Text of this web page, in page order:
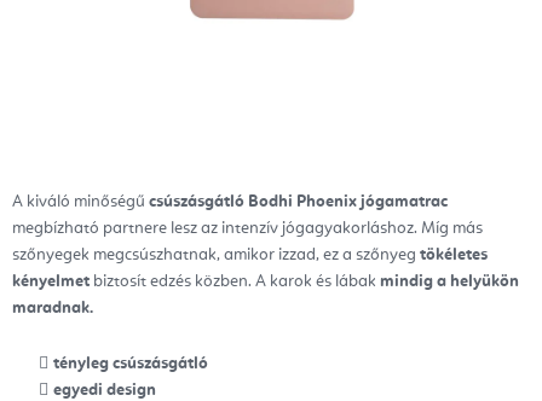
A kiváló minőségű csúszásgátló Bodhi Phoenix jógamatrac
megbízható partnere lesz az intenzív jógagyakorláshoz. Míg más
szőnyegek megcsúszhatnak, amikor izzad, ez a szőnyeg tökéletes
kényelmet biztosít edzés közben. A karok és lábak mindig a helyükön
maradnak.
tényleg csúszásgátló
egyedi design